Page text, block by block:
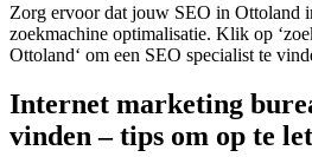
Zorg ervoor dat jouw SEO in Ottoland
zoekmachine optimalisatie. Klik op
Ottoland‘ om een SEO specialist te
Internet marketing
vinden – tips om op te